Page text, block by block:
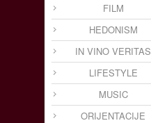
FILM
HEDONISM
IN VINO VERITAS
LIFESTYLE
MUSIC
ORIJENTACIJE